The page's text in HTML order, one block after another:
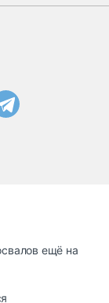
ещё на